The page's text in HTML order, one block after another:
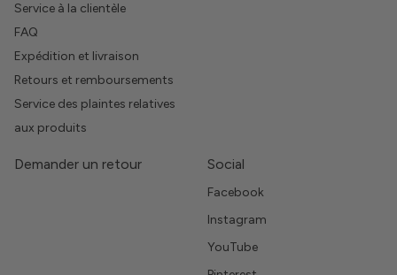
Service à la clientèle
FAQ
Expédition et livraison
Retours et remboursements
Service des plaintes relatives
aux produits
Demander un retour Social
Facebook
Instagram
YouTube